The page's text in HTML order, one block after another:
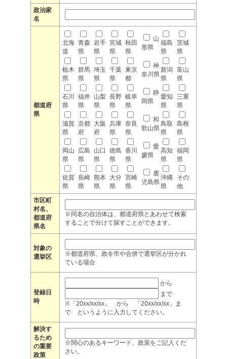
政治家
名
都道府
県
北海
道
青森
県
岩手
県
宮城
県
秋田
県
山
形県
福島
県
茨城
県
栃木
県
群馬
県
埼玉
県
千葉
県
東京
都
神
奈川県
新潟
県
富山
県
石川
県
福井
県
山梨
県
長野
県
岐阜
県
静
岡県
愛知
県
三重
県
滋賀
県
京都
府
大阪
府
兵庫
県
奈良
県
和
歌山県
鳥取
県
島根
県
岡山
県
広島
県
山口
県
徳島
県
香川
県
愛
媛県
高知
県
福岡
県
佐賀
県
長崎
県
熊本
県
大分
県
宮崎
県
鹿
児島県
沖縄
県
その
他
市区町
村名、
都道府
県名
※同名の自治体は、都道府県とあわせて検索
することで分けて探すことができます。
対象の
選挙区
※都道府県、政令市や合併で選挙区が分かれ
ている場合
登録日
時
から
まで
※「20xx/xx/xx」 から 「20xx/xx/xx」ま
で というように入力してください。
解決す
るため
の重要
政策
※関心のあるキーワード、政策をご記入くだ
さい。